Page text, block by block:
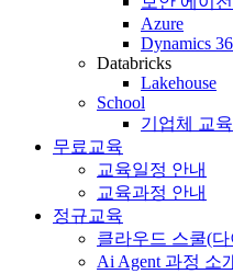
Azure
Dynamics
Databricks
Lakehouse
School
기업체 교육
무료교육
교육일정 안내
교육과정 안내
정규교육
클라우드 스쿨(
Ai Agent 과정 소